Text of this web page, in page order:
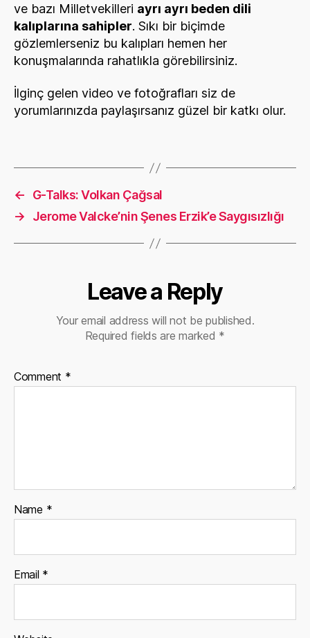
ve bazı Milletvekilleri ayrı ayrı beden dili
kalıplarına sahipler. Sıkı bir biçimde
gözlemlerseniz bu kalıpları hemen her
konuşmalarında rahatlıkla görebilirsiniz.
İlginç gelen video ve fotoğrafları siz de
yorumlarınızda paylaşırsanız güzel bir katkı olur.
←
G-Talks: Volkan Çağsal
→
Jerome Valcke’nin Şenes Erzik’e Saygısızlığı
Leave a Reply
Your email address will not be published.
Required fields are marked *
Comment *
Name *
Email *